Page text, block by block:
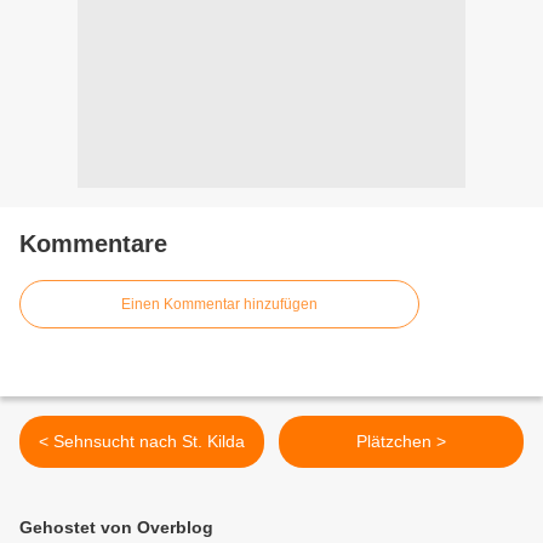
Kommentare
Einen Kommentar hinzufügen
< Sehnsucht nach St. Kilda Plätzchen >
Gehostet von Overblog